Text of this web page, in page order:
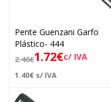
Pente Guenzani Garfo
Plástico- 444
2.46€1.72€c/ IVA
1.40€ s/ IVA